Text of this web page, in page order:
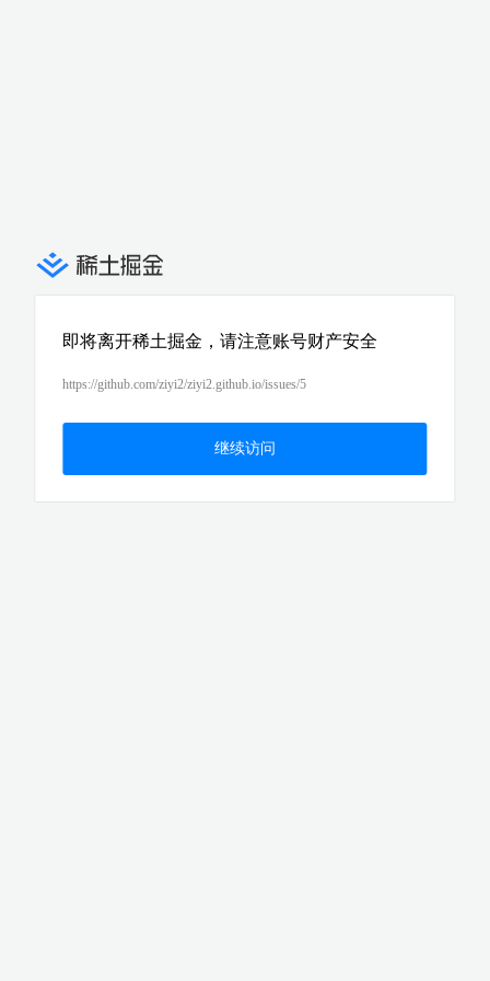
即将离开稀土掘金，请注意账号财产安全
https://github.com/ziyi2/ziyi2.github.io/issues/5
继续访问